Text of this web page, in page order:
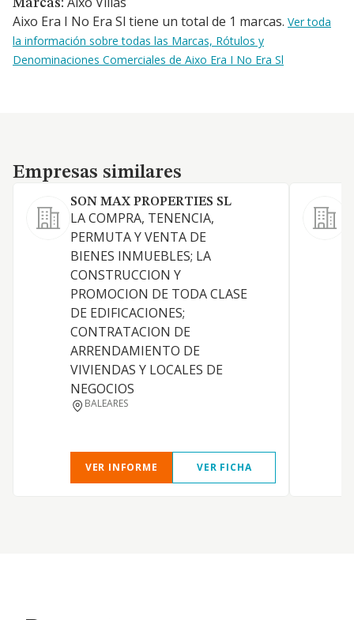
Marcas:
Aixo Era I No Era Sl tiene un total de 1 marcas. Ver toda
la información sobre todas las Marcas, Rótulos y
Denominaciones Comerciales de Aixo Era I No Era Sl
Empresas similares
Empresas similares
SON MAX PROPERTIES SL
LA COMPRA, TENENCIA,
PERMUTA Y VENTA DE
BIENES INMUEBLES; LA
CONSTRUCCION Y
PROMOCION DE TODA CLASE
DE EDIFICACIONES;
CONTRATACION DE
ARRENDAMIENTO DE
VIVIENDAS Y LOCALES DE
NEGOCIOS
BALEARES
VER INFORME VER FICHA